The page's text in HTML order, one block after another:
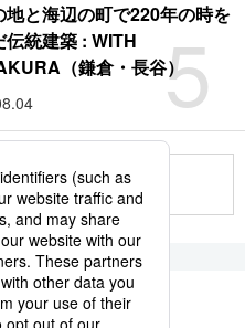
5
地と海辺の町で220年の時を
伝統建築 : WITH
（鎌倉・長谷）
る